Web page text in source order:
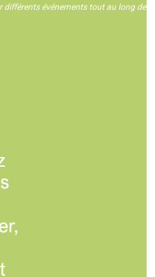
différents événements tout au long de